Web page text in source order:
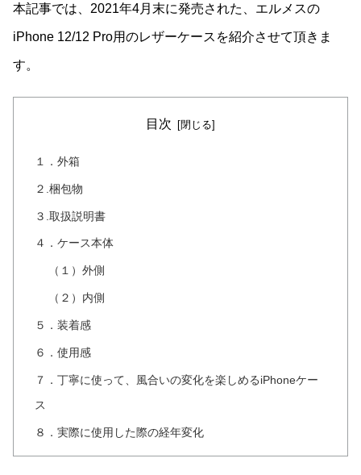
本記事では、2021年4月末に発売された、エルメスの
iPhone 12/12 Pro用のレザーケースを紹介させて頂きま
す。
目次
１．外箱
２.梱包物
３.取扱説明書
４．ケース本体
（１）外側
（２）内側
５．装着感
６．使用感
７．丁寧に使って、風合いの変化を楽しめるiPhoneケー
ス
８．実際に使用した際の経年変化